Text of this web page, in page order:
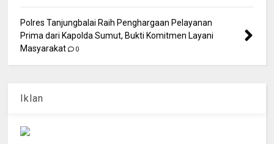
Polres Tanjungbalai Raih Penghargaan Pelayanan
Prima dari Kapolda Sumut, Bukti Komitmen Layani
Masyarakat
0
Iklan